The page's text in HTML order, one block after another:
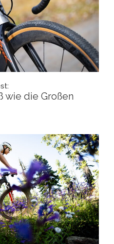
wie die Großen